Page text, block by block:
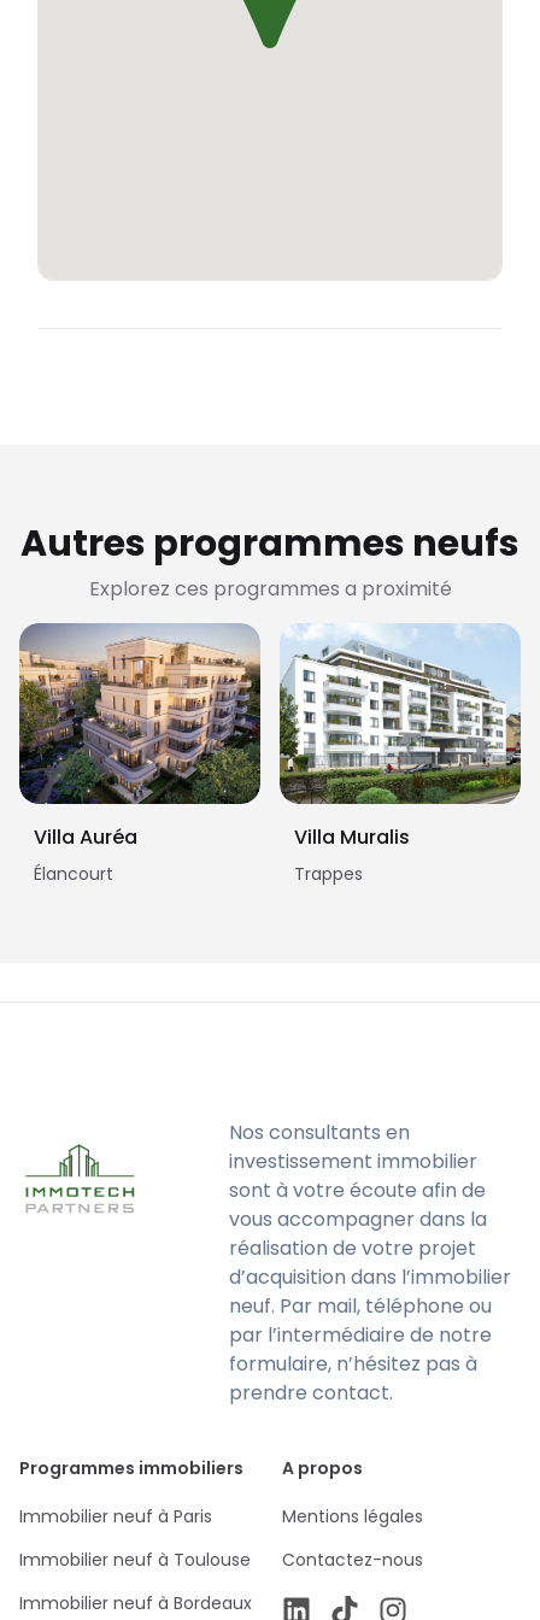
Autres programmes neufs
Explorez ces programmes a proximité
Villa Auréa
Élancourt
Villa Muralis
Trappes
Nos consultants en
investissement immobilier
sont à votre écoute afin de
vous accompagner dans la
réalisation de votre projet
d’acquisition dans l’immobilier
neuf. Par mail, téléphone ou
par l’intermédiaire de notre
formulaire, n’hésitez pas à
prendre contact.
Programmes immobiliers
Immobilier neuf à Paris
Immobilier neuf à Toulouse
Immobilier neuf à Bordeaux
A propos
Mentions légales
Contactez-nous